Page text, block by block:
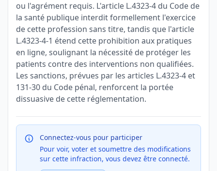
ou l'agrément requis. L'article L.4323-4 du Code de
la santé publique interdit formellement l'exercice
de cette profession sans titre, tandis que l'article
L.4323-4-1 étend cette prohibition aux pratiques
en ligne, soulignant la nécessité de protéger les
patients contre des interventions non qualifiées.
Les sanctions, prévues par les articles L.4323-4 et
131-30 du Code pénal, renforcent la portée
dissuasive de cette réglementation.
Connectez-vous pour participer
Pour voir, voter et soumettre des modifications
sur cette infraction, vous devez être connecté.